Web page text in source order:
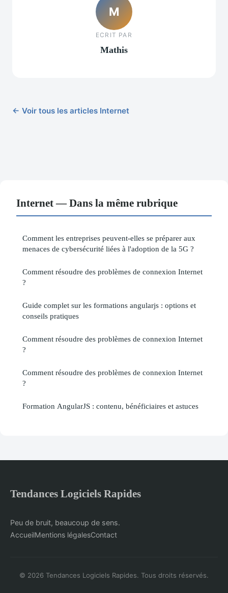
M
ECRIT PAR
Mathis
← Voir tous les articles Internet
Internet — Dans la même rubrique
Comment les entreprises peuvent-elles se préparer aux
menaces de cybersécurité liées à l'adoption de la 5G ?
Comment résoudre des problèmes de connexion Internet
?
Guide complet sur les formations angularjs : options et
conseils pratiques
Comment résoudre des problèmes de connexion Internet
?
Comment résoudre des problèmes de connexion Internet
?
Formation AngularJS : contenu, bénéficiaires et astuces
Tendances Logiciels Rapides
Peu de bruit, beaucoup de sens.
AccueilMentions légalesContact
© 2026 Tendances Logiciels Rapides. Tous droits réservés.